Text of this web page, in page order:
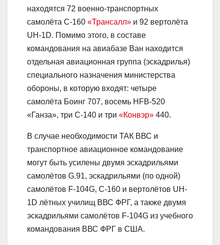
находятся 72 военно-транспортных
самолёта С-160 «Трансалл» и 92 вертолёта
UH-1D. Помимо этого, в составе
командования на авиабазе Ван находится
отдельная авиационная группа (эскадрилья)
специального назначения министерства
обороны, в которую входят: четыре
самолёта Боинг 707, восемь HFB-520
«Ганза», три С-140 и три «Конвэр» 440.
В случае необходимости ТАК ВВС и
транспортное авиационное командование
могут быть усилены двумя эскадрильями
самолётов G.91, эскадрильями (по одной)
самолётов F-104G, С-160 и вертолётов UH-
1D лётных училищ ВВС ФРГ, а также двумя
эскадрильями самолётов F-104G из учебного
командования ВВС ФРГ в США.